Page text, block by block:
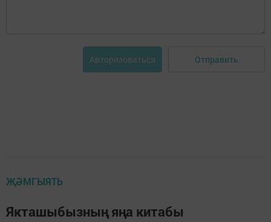
Авторизоваться Отправить
ҖӘМГЫЯТЬ
Якташыбызның яңа китабы